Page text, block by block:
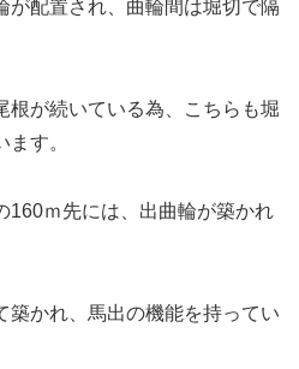
が配置され、曲輪間は堀切で隔
根が続いている為、こちらも堀
す。
160ｍ先には、出曲輪が築かれ
築かれ、馬出の機能を持ってい